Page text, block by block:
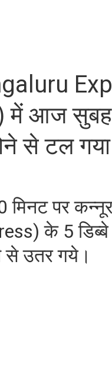
आज सुबह
से टल
पर
के 5
से उतर गये।